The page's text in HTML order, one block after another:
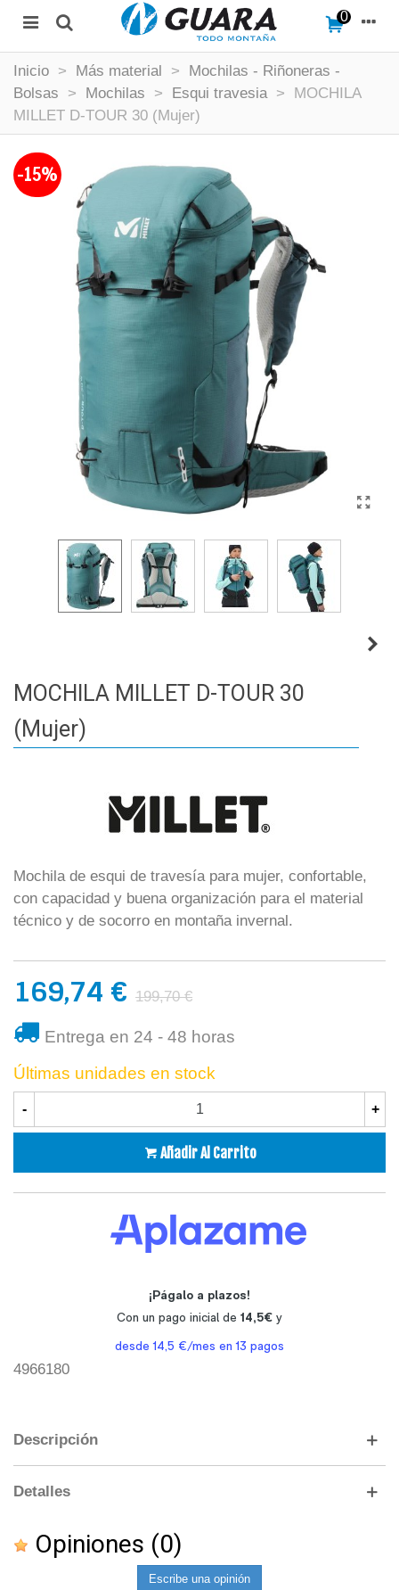
0
Inicio > Más material >
Mochilas - Riñoneras -
Bolsas
> Mochilas > Esqui travesia >
MOCHILA
MILLET D-TOUR 30 (Mujer)
-15%
MOCHILA MILLET D-TOUR 30
(Mujer)
Mochila de esqui de travesía para mujer, confortable,
con capacidad y buena organización para el material
técnico y de socorro en montaña invernal.
169,74 € 199,70 €
Entrega en 24 - 48 horas
Últimas unidades en stock
- +
Añadir Al Carrito
4966180
Descripción
Detalles
Opiniones (0)
Escribe una opinión